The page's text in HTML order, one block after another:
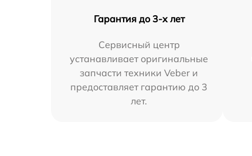
Гарантия до 3-х лет
Сервисный центр
устанавливает оригинальные
запчасти техники Veber и
предоставляет гарантию до 3
лет.